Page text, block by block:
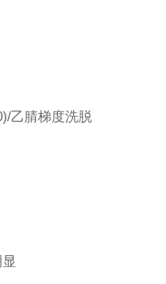
乙腈梯度洗脱